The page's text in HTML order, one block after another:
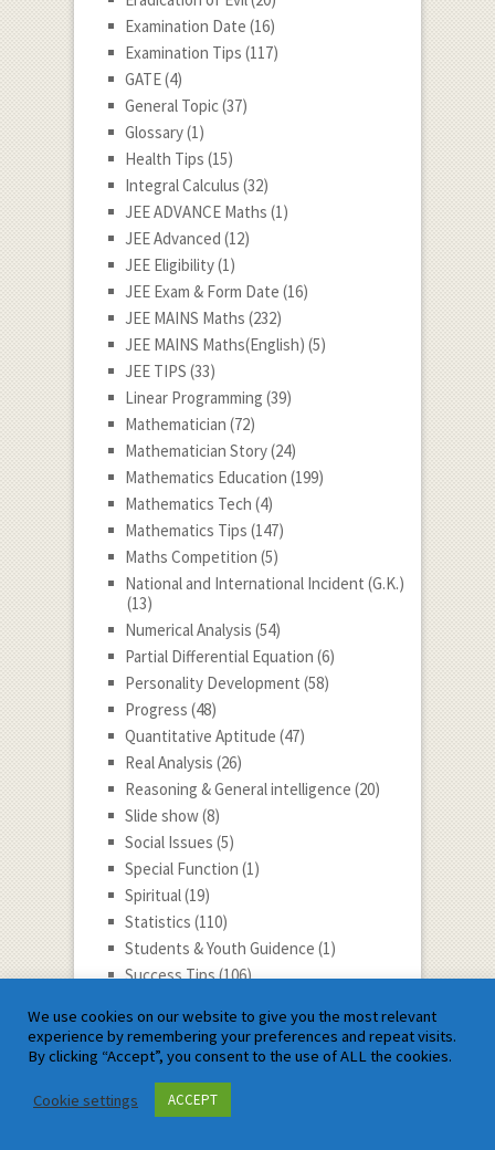
Examination Date (16)
Examination Tips (117)
GATE(4)
General Topic(37)
Glossary(1)
Health Tips (15)
Integral Calculus (32)
JEE ADVANCE Maths (1)
JEE Advanced (12)
JEE Eligibility(1)
JEE Exam & Form Date (16)
JEE MAINS Maths (232)
JEE MAINS Maths(English) (5)
JEE TIPS (33)
Linear Programming (39)
Mathematician (72)
Mathematician Story(24)
Mathematics Education (199)
Mathematics Tech (4)
Mathematics Tips (147)
Maths Competition (5)
National and International Incident (G.K.)
(13)
Numerical Analysis (54)
Partial Differential Equation (6)
Personality Development (58)
Progress (48)
Quantitative Aptitude (47)
Real Analysis (26)
Reasoning & General intelligence (20)
Slide show(8)
Social Issues (5)
Special Function (1)
Spiritual(19)
Statistics (110)
Students & Youth Guidence (1)
Success Tips(106)
Talent Tips(15)
Technology(8)
Trending Mathematics
Updates(17)
We use cookies on our website to give you the most relevant
experience by remembering your preferences and repeat visits.
By clicking “Accept”, you consent to the use of ALL the cookies.
Cookie settings ACCEPT